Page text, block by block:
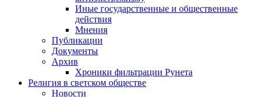
Иные государственные и общественные
действия
Мнения
Публикации
Документы
Архив
Хроники фильтрации Рунета
Религия в светском обществе
Новости